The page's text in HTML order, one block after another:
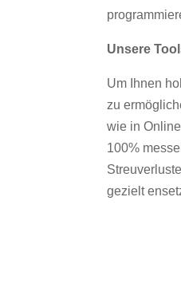
Unsere
Um Ihnen
zu
wie in
100%
gezielt